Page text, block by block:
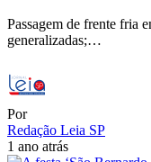
Passagem de frente fria
generalizadas;…
Por
Redação Leia SP
1 ano atrás